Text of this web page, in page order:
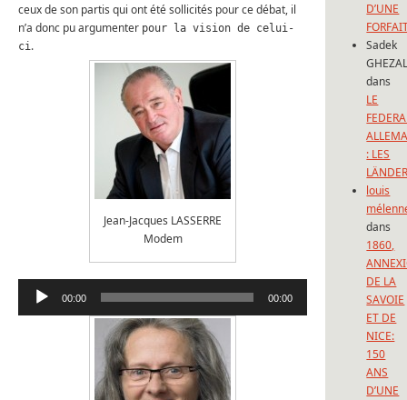
ceux de son partis qui ont été sollicités pour ce débat, il
n’a donc pu argumenter pour la vision de celui-
ci .
Jean-Jacques LASSERRE
Modem
Lecteur
audio
00:00 00:00
D’UNE
Sadek
dans
LE
: LES
louis
dans
1860,
DE LA
SAVOIE
ET DE
NICE:
150
ANS
D’UNE